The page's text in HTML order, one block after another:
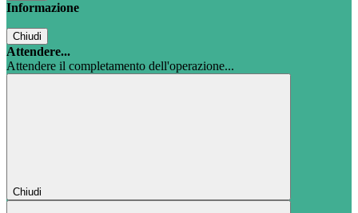
Informazione
Chiudi
Attendere...
Attendere il completamento dell'operazione...
Chiudi